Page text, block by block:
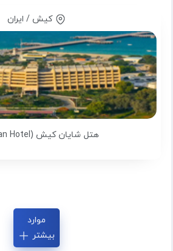
کیش / ایران
هتل شایان کیش (Shayan Hotel)
موارد
بیشتر